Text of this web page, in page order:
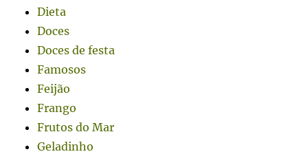
Dieta
Doces
Doces de festa
Famosos
Feijão
Frango
Frutos do Mar
Geladinho